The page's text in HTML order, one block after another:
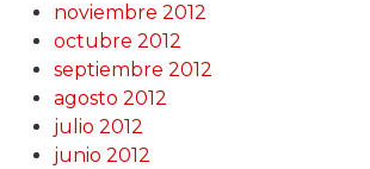
noviembre 2012
octubre 2012
septiembre 2012
agosto 2012
julio 2012
junio 2012